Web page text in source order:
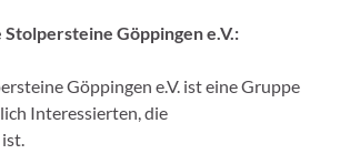
Stolpersteine Göppingen e.V.:
Göppingen e.V. ist eineGruppe
Interessierten, die